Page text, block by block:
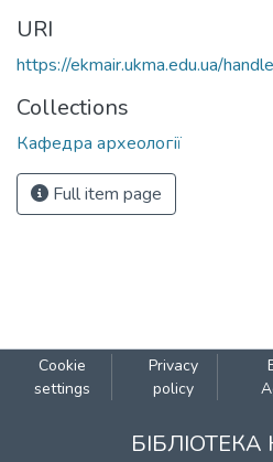
URI
https://ekmair.ukma.edu.ua/
Collections
Кафедра археології
Full item page
Cookie
settings
Privacy
policy